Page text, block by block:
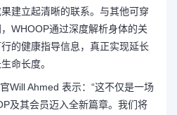
建立起清晰的联系。与其他可穿
WHOOP通过深度解析身体的关
的健康指导信息，真正实现延长
命长度。
Will Ahmed 表示：“这不仅是一场
及其会员迈入全新篇章。我们将